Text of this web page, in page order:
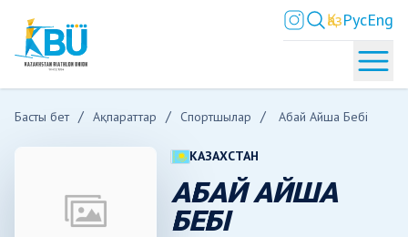
ҚазРусEng
Басты бет Ақпараттар Спортшылар Абай Айша Бебі
КАЗАХСТАН
АБАЙ АЙША
БЕБІ